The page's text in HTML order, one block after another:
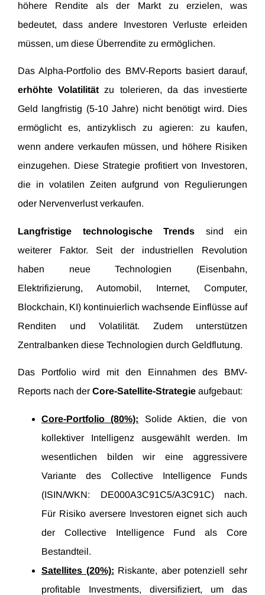
höhere Rendite als der Markt zu erzielen, was
bedeutet, dass andere Investoren Verluste erleiden
müssen, um diese Überrendite zu ermöglichen.
Das Alpha-Portfolio des BMV-Reports basiert darauf,
erhöhte Volatilitätzu tolerieren, da das investierte
Geld langfristig (5-10 Jahre) nicht benötigt wird. Dies
ermöglicht es, antizyklisch zu agieren: zu kaufen,
wenn andere verkaufen müssen, und höhere Risiken
einzugehen. Diese Strategie profitiert von Investoren,
die in volatilen Zeiten aufgrund von Regulierungen
oder Nervenverlust verkaufen.
Langfristige technologische Trends sind ein
weiterer Faktor. Seit der industriellen Revolution
haben neue Technologien (Eisenbahn,
Elektrifizierung, Automobil, Internet, Computer,
Blockchain, KI) kontinuierlich wachsende Einflüsse auf
Renditen und Volatilität. Zudem unterstützen
Zentralbanken diese Technologien durch Geldflutung.
Das Portfolio wird mit den Einnahmen des BMV-
Reports nach der Core-Satellite-Strategie aufgebaut:
Core-Portfolio (80%): Solide Aktien, die von
kollektiver Intelligenz ausgewählt werden. Im
wesentlichen bilden wir eine aggressivere
Variante des Collective Intelligence Funds
(ISIN/WKN: DE000A3C91C5/A3C91C) nach.
Für Risiko aversere Investoren eignet sich auch
der Collective Intelligence Fund als Core
Bestandteil.
Satellites (20%): Riskante, aber potenziell sehr
profitable Investments, diversifiziert, um das